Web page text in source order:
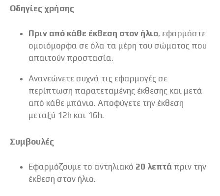
Οδηγίες χρήσης
Πριν από κάθε έκθεση στον ήλιο, εφαρμόστε
ομοιόμορφα σε όλα τα μέρη του σώματος που
απαιτούν προστασία.
Ανανεώνετε συχνά τις εφαρμογές σε
περίπτωση παρατεταμένης έκθεσης και μετά
από κάθε μπάνιο. Αποφύγετε την έκθεση
μεταξύ 12h και 16h.
Συμβουλές
Εφαρμόζουμε το αντηλιακό 20 λεπτά πριν την
έκθεση στον ήλιο.